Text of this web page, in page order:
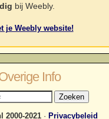
bij Weebly.
je Weebly website!
Info
2000-2021· Privacybeleid